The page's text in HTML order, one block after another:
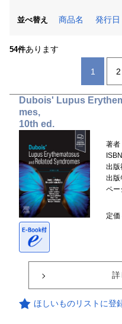
並べ替え 商品名 発行日
54件あります
1 2
Dubois' Lupus
mes,
10th ed.
著者
ISBN
出版
出版
ペー
定価
詳
ほしいものリストに登